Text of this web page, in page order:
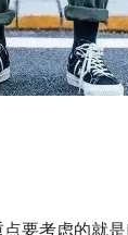
要考虑的就